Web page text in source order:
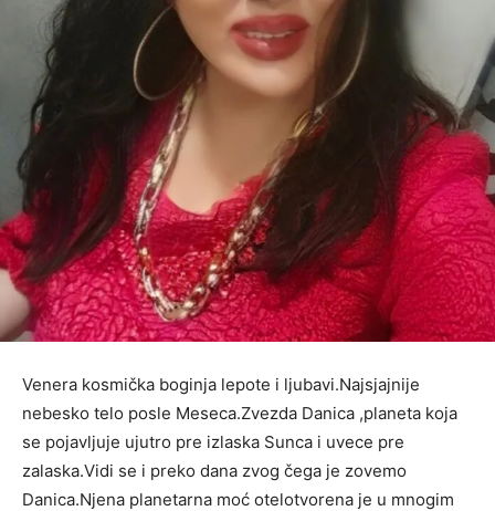
Venera kosmička boginja lepote i ljubavi.Najsjajnije
nebesko telo posle Meseca.Zvezda Danica ,planeta koja
se pojavljuje ujutro pre izlaska Sunca i uvece pre
zalaska.Vidi se i preko dana zvog čega je zovemo
Danica.Njena planetarna moć otelotvorena je u mnogim